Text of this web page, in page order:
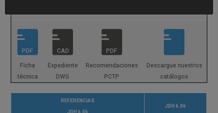
tráfico intenso de vehículos ligeros.
Perfil de 3 ml. Laterales de aluminio preperforadas.
Versión suelo-suelo.
Acabado estriado antideslizante
Estos perfiles se entregan listos para la colocación con
marcos de separación, que se retiran tras la colocación y
fijación de la junta en el suelo. Piezas especiales bajo
demanda.
PDF
Ficha
técnica
CAD
Expediente
DWG
PDF
Recomendaciones
PCTP
Descargue nuestros
catálogos
REFERENCIAS
JDH 6.06